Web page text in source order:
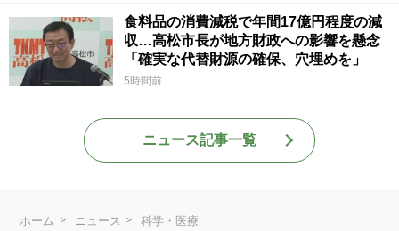
食料品の消費減税で年間17億円程度の減
収…高松市長が地方財政への影響を懸念
「確実な代替財源の確保、穴埋めを」
5時間前
ニュース記事一覧
ホーム ニュース
科学・医療